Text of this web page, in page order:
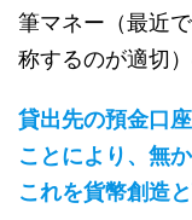
筆マネー（最近
称するのが適切）
貸出先の預金口
ことにより、無
これを貨幣創造と